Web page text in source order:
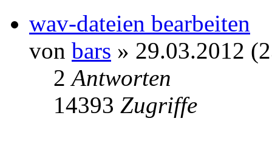
wav-dateien bearbeiten
von bars » 29.03.2012
2Antworten
14393 Zugriffe